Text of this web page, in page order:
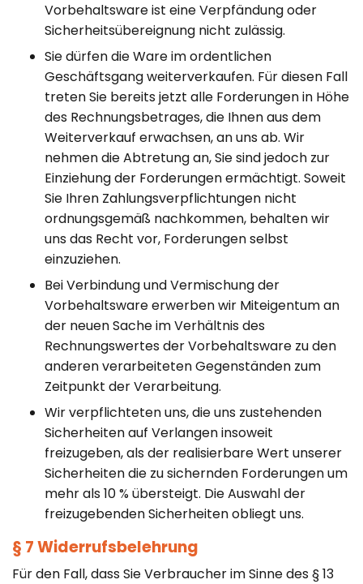
Vorbehaltsware ist eine Verpfändung oder
Sicherheitsübereignung nicht zulässig.
Sie dürfen die Ware im ordentlichen
Geschäftsgang weiterverkaufen. Für diesen Fall
treten Sie bereits jetzt alle Forderungen in Höhe
des Rechnungsbetrages, die Ihnen aus dem
Weiterverkauf erwachsen, an uns ab. Wir
nehmen die Abtretung an, Sie sind jedoch zur
Einziehung der Forderungen ermächtigt. Soweit
Sie Ihren Zahlungsverpflichtungen nicht
ordnungsgemäß nachkommen, behalten wir
uns das Recht vor, Forderungen selbst
einzuziehen.
Bei Verbindung und Vermischung der
Vorbehaltsware erwerben wir Miteigentum an
der neuen Sache im Verhältnis des
Rechnungswertes der Vorbehaltsware zu den
anderen verarbeiteten Gegenständen zum
Zeitpunkt der Verarbeitung.
Wir verpflichteten uns, die uns zustehenden
Sicherheiten auf Verlangen insoweit
freizugeben, als der realisierbare Wert unserer
Sicherheiten die zu sichernden Forderungen um
mehr als 10 % übersteigt. Die Auswahl der
freizugebenden Sicherheiten obliegt uns.
§ 7 Widerrufsbelehrung
Für den Fall, dass Sie Verbraucher im Sinne des § 13